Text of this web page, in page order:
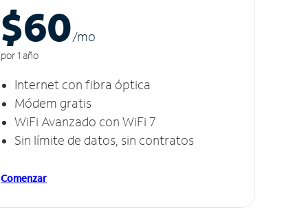
$60/mo
por 1 año
Internet con fibra óptica
Módem gratis
WiFi Avanzado con WiFi 7
Sin límite de datos, sin contratos
Comenzar